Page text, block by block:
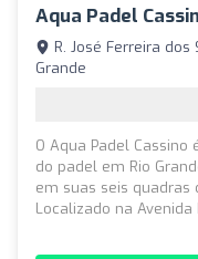
Aqua Padel
R. José Ferreira
Grande
O Aqua Padel
do padel em Rio
em suas seis quadras
Localizado na Avenida